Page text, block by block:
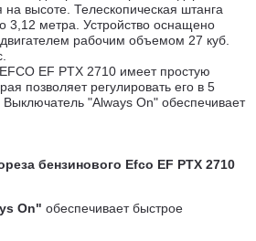
высоте. Телескопическая штанга
3,12 метра. Устройство оснащено
рабочим объемом 27 куб.
EF PTX 2710 имеет простую
позволяет регулировать его в 5
"Always On" обеспечивает
бензинового Efco EF PTX 2710
On" обеспечивает быстрое